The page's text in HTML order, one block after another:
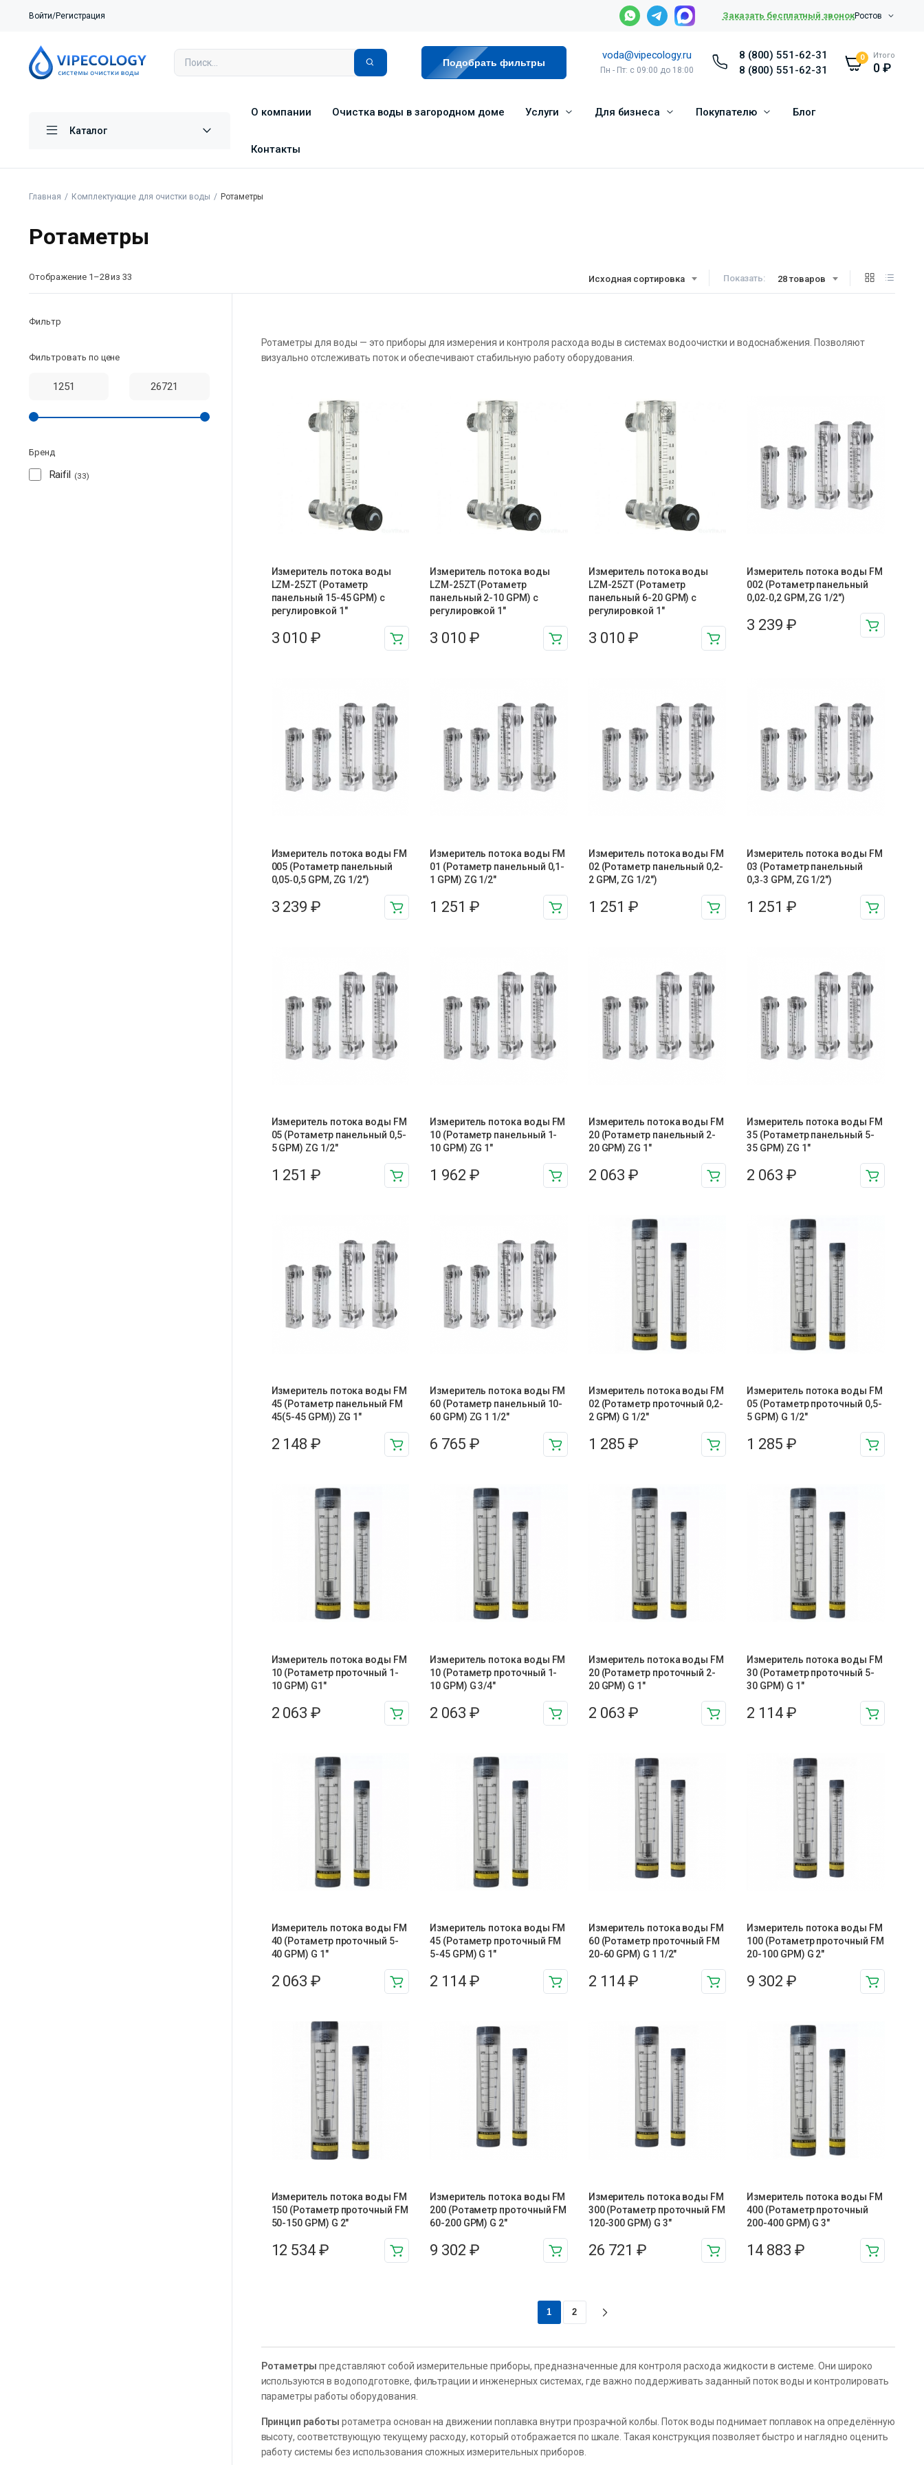
Войти/Регистрация Заказать бесплатный звонокРостов
Подобрать фильтры
voda@vipecology.ru
Пн - Пт: с 09:00 до 18:00
8 (800) 551-62-31
8 (800) 551-62-31
0 Итого
0₽
Каталог
О компании Очистка воды в загородном доме Услуги Для бизнеса Покупателю Блог
Контакты
Главная Комплектующие для очистки воды Ротаметры
Ротаметры
Исходная сортировка Показать: 28 товаров
Отображение 1–28 из 33
Ротаметры для воды — это приборы для измерения и контроля расхода воды в системах водоочистки и водоснабжения. Позволяют
визуально отслеживать поток и обеспечивают стабильную работу оборудования.
Измеритель потока воды
LZM-25ZT (Ротаметр
панельный 15-45 GPM) с
регулировкой 1″
3 010₽
Измеритель потока воды
LZM-25ZT (Ротаметр
панельный 2-10 GPM) с
регулировкой 1″
3 010 ₽
Измеритель потока воды
LZM-25ZT (Ротаметр
панельный 6-20 GPM) с
регулировкой 1″
3 010 ₽
Измеритель потока воды FM
002 (Ротаметр панельный
0,02‑0,2 GPM, ZG 1/2″)
3 239₽
Измеритель потока воды FM
005 (Ротаметр панельный
0,05‑0,5 GPM, ZG 1/2″)
3 239₽
Измеритель потока воды FM
01 (Ротаметр панельный 0,1-
1 GPM) ZG 1/2″
1 251 ₽
Измеритель потока воды FM
02 (Ротаметр панельный 0,2-
2 GPM, ZG 1/2″)
1 251 ₽
Измеритель потока воды FM
03 (Ротаметр панельный
0,3‑3 GPM, ZG 1/2″)
1 251₽
Измеритель потока воды FM
05 (Ротаметр панельный 0,5-
5 GPM) ZG 1/2″
1 251₽
Измеритель потока воды FM
10 (Ротаметр панельный 1-
10 GPM) ZG 1″
1 962 ₽
Измеритель потока воды FM
20 (Ротаметр панельный 2-
20 GPM) ZG 1″
2 063 ₽
Измеритель потока воды FM
35 (Ротаметр панельный 5-
35 GPM) ZG 1″
2 063₽
Измеритель потока воды FM
45 (Ротаметр панельный FM
45(5-45 GPM)) ZG 1″
2 148₽
Измеритель потока воды FM
60 (Ротаметр панельный 10-
60 GPM) ZG 1 1/2″
6 765 ₽
Измеритель потока воды FM
02 (Ротаметр проточный 0,2-
2 GPM) G 1/2″
1 285 ₽
Измеритель потока воды FM
05 (Ротаметр проточный 0,5-
5 GPM) G 1/2″
1 285₽
Измеритель потока воды FM
10 (Ротаметр проточный 1-
10 GPM) G1″
2 063₽
Измеритель потока воды FM
10 (Ротаметр проточный 1-
10 GPM) G 3/4″
2 063 ₽
Измеритель потока воды FM
20 (Ротаметр проточный 2-
20 GPM) G 1″
2 063 ₽
Измеритель потока воды FM
30 (Ротаметр проточный 5-
30 GPM) G 1″
2 114₽
Измеритель потока воды FM
40 (Ротаметр проточный 5-
40 GPM) G 1″
2 063₽
Измеритель потока воды FM
45 (Ротаметр проточный FM
5-45 GPM) G 1″
2 114 ₽
Измеритель потока воды FM
60 (Ротаметр проточный FM
20-60 GPM) G 1 1/2″
2 114 ₽
Измеритель потока воды FM
100 (Ротаметр проточный FM
20-100 GPM) G 2″
9 302₽
Измеритель потока воды FM
150 (Ротаметр проточный FM
50-150 GPM) G 2″
12 534₽
Измеритель потока воды FM
200 (Ротаметр проточный FM
60-200 GPM) G 2″
9 302 ₽
Измеритель потока воды FM
300 (Ротаметр проточный FM
120-300 GPM) G 3″
26 721 ₽
Измеритель потока воды FM
400 (Ротаметр проточный
200-400 GPM) G 3″
14 883₽
1 2
Ротаметры представляют собой измерительные приборы, предназначенные для контроля расхода жидкости в системе. Они широко
используются в водоподготовке, фильтрации и инженерных системах, где важно поддерживать заданный поток воды и контролировать
параметры работы оборудования.
Принцип работы ротаметра основан на движении поплавка внутри прозрачной колбы. Поток воды поднимает поплавок на определённую
высоту, соответствующую текущему расходу, который отображается по шкале. Такая конструкция позволяет быстро и наглядно оценить
работу системы без использования сложных измерительных приборов.
Фильтр
Фильтровать по цене
Бренд
Raifil 33